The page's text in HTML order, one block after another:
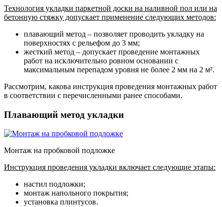
Технология укладки паркетной доски на наливной пол или на
бетонную стяжку допускает применение следующих методов:
плавающий метод – позволяет проводить укладку на
поверхностях с рельефом до 3 мм;
жесткий метод – допускает проведение монтажных
работ на исключительно ровном основании с
максимальным перепадом уровня не более 2 мм на 2 м².
Рассмотрим, какова инструкция проведения монтажных работ
в соответствии с перечисленными ранее способами.
Плавающий метод укладки
Монтаж на пробковой подложке
Инструкция проведения укладки включает следующие этапы:
настил подложки;
монтаж напольного покрытия;
установка плинтусов.